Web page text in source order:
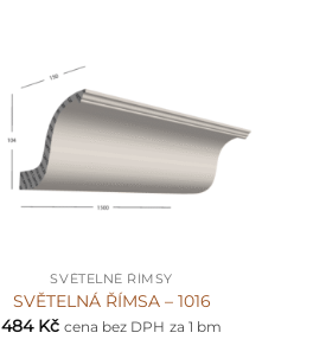
SVĚTELNÉ ŘÍMSY
SVĚTELNÁ ŘÍMSA – 1016
484 Kč cena bez DPH za 1 bm